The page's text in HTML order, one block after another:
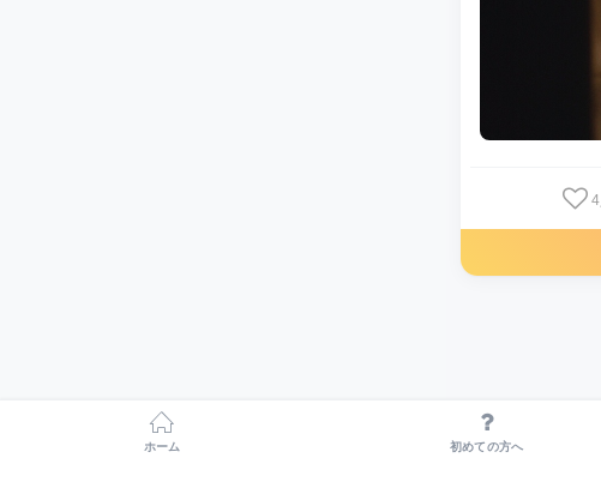
4
ホーム 初めての方へ